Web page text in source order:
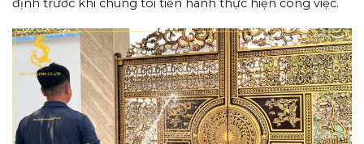
định trước khi chúng tôi tiến hành thực hiện công việc.